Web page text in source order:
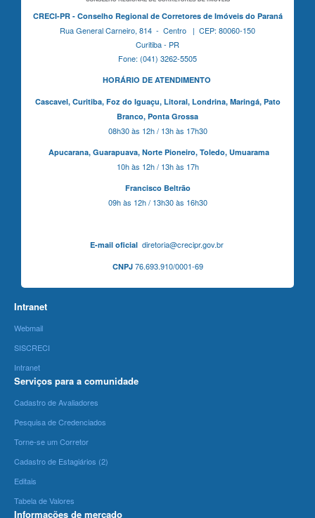
CRECI-PR - Conselho Regional de Corretores de Imóveis do Paraná
Rua General Carneiro, 814 - Centro | CEP: 80060-150
Curitiba - PR
Fone: (041) 3262-5505
HORÁRIO DE ATENDIMENTO
Cascavel, Curitiba,Foz do Iguaçu, Litoral, Londrina, Maringá, Pato
Branco, Ponta Grossa
08h30 às 12h / 13h às 17h30
Apucarana, Guarapuava, Norte Pioneiro, Toledo, Umuarama
10h às 12h / 13h às 17h
Francisco Beltrão
09h às 12h / 13h30 às 16h30
E-mail oficialdiretoria@crecipr.gov.br
CNPJ76.693.910/0001-69
Intranet
Webmail
SISCRECI
Intranet
Serviços para a comunidade
Cadastro de Avaliadores
Pesquisa de Credenciados
Torne-se um Corretor
Cadastro de Estagiários (2)
Editais
Tabela de Valores
Informações de mercado